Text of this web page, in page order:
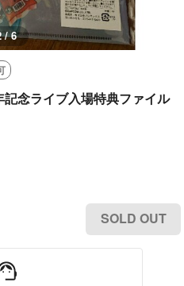
/ 6
念ライブ入場特典ファイル
SOLD OUT